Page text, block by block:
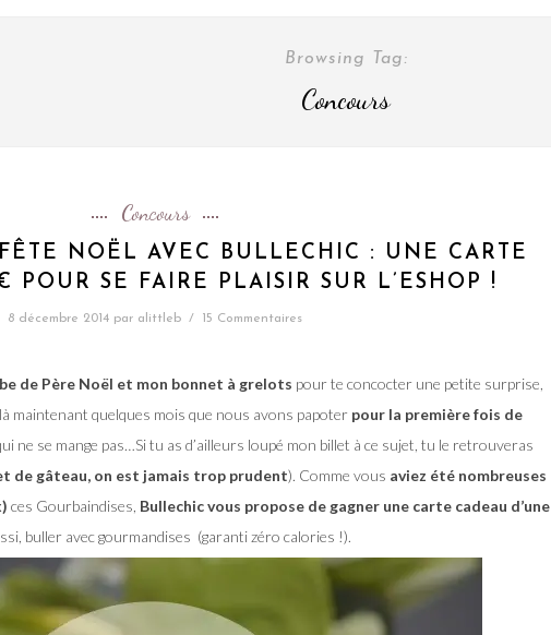
Browsing Tag:
Concours
Concours
NOËL AVEC BULLECHIC : UNE CARTE
POUR SE FAIRE PLAISIR SUR L’ESHOP !
8 décembre 2014 par alittleb / 15 Commentaires
de Père Noël et mon bonnet à grelots pour te concocter une petite surprise,
maintenant quelques mois que nous avons papoter pour la première fois de
ne se mange pas…Si tu as d’ailleurs loupé mon billet à ce sujet, tu le retrouveras
de gâteau, on est jamais trop prudent). Comme vous aviez été nombreuses
ces Gourbaindises, Bullechic vous propose de gagner une carte cadeau d’une
buller avec gourmandises (garanti zéro calories !).